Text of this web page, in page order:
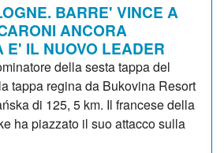
BARRE' VINCE A
ANCORA
E' IL NUOVO LEADER
della sesta tappa del
tappa regina da Bukovina Resort
di 125, 5 km. Il francese della
ha piazzato il suo attacco sulla